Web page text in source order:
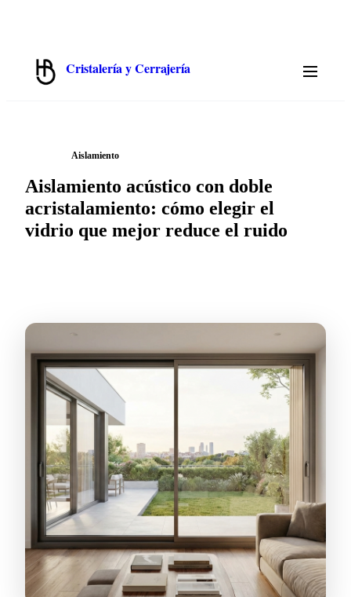
Cristalería y Cerrajería
Hermanos Benito · Madrid
Aislamiento
Aislamiento acústico con doble
acristalamiento: cómo elegir el
vidrio que mejor reduce el ruido